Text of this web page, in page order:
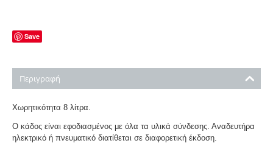
Save
Περιγραφή
Χωρητικότητα 8 λίτρα.
Ο κάδος είναι εφοδιασμένος με όλα τα υλικά σύνδεσης. Αναδευτήρα
ηλεκτρικό ή πνευματικό διατίθεται σε διαφορετική έκδοση.